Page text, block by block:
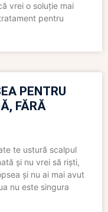
vrei o soluție mai
pentru
PENTRU
FĂRĂ
te ustură scalpul
și nu vrei să riști,
și nu ai mai avut
nu este singura